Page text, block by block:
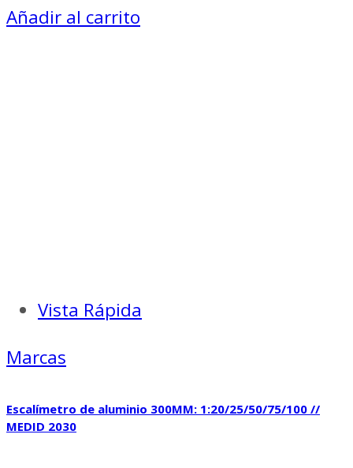
precio
Añadir al carrito
Vista Rápida
Marcas
Escalímetro de aluminio 300MM: 1:20/25/50/75/100 //
MEDID 2030